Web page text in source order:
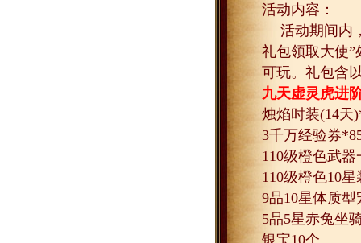
活动内容：
活动期间内
礼包领取大使”
可玩。礼包含
九天虚灵虎进
烛焰时装(14天
3千万经验券
110级橙色武器
110级橙色10星
9品10星体质型
5品5星赤兔坐
银宝10个